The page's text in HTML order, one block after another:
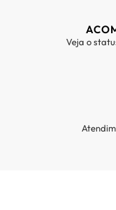
Veja o